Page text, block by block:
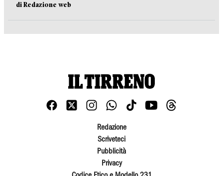
di Redazione web
Redazione
Scriveteci
Pubblicità
Privacy